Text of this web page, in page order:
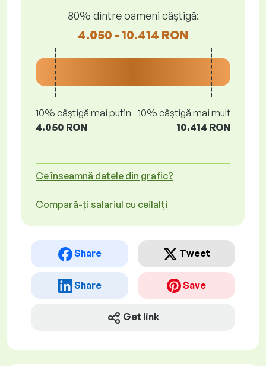
80% dintre oameni câștigă:
4.050 - 10.414 RON
10% câștigă mai puțin
4.050 RON
10% câștigă mai mult
10.414 RON
Ce înseamnă datele din grafic?
Compară-ți salariul cu ceilalți
Share Tweet
Share Save
Get link